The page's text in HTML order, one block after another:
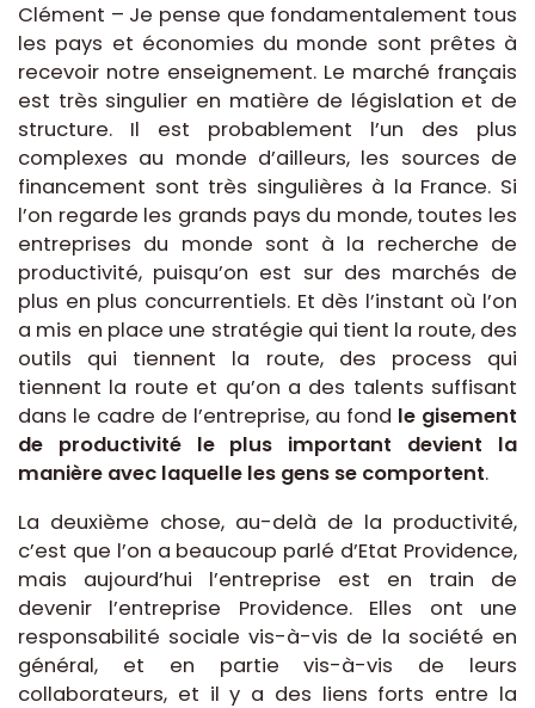
Clément – Je pense que fondamentalement tous
les pays et économies du monde sont prêtes à
recevoir notre enseignement. Le marché français
est très singulier en matière de législation et de
structure. Il est probablement l’un des plus
complexes au monde d’ailleurs, les sources de
financement sont très singulières à la France. Si
l’on regarde les grands pays du monde, toutes les
entreprises du monde sont à la recherche de
productivité, puisqu’on est sur des marchés de
plus en plus concurrentiels. Et dès l’instant où l’on
a mis en place une stratégie qui tient la route, des
outils qui tiennent la route, des process qui
tiennent la route et qu’on a des talents suffisant
dans le cadre de l’entreprise, au fond le gisement
de productivité le plus important devient la
manière avec laquelle les gens se comportent.
La deuxième chose, au-delà de la productivité,
c’est que l’on a beaucoup parlé d’Etat Providence,
mais aujourd’hui l’entreprise est en train de
devenir l’entreprise Providence. Elles ont une
responsabilité sociale vis-à-vis de la société en
général, et en partie vis-à-vis de leurs
collaborateurs, et il y a des liens forts entre la